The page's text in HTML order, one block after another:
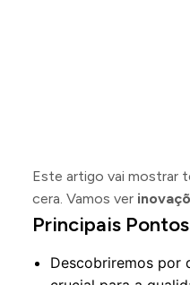
Este artigo vai mostrar
cera. Vamos ver
Principais Pontos
Descobriremos por